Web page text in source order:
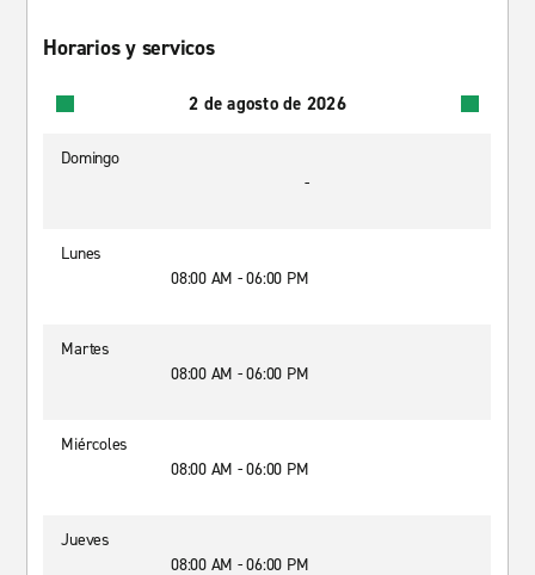
Horarios y servicos
2 de agosto de 2026
Domingo
-
Lunes
08:00 AM - 06:00 PM
Martes
08:00 AM - 06:00 PM
Miércoles
08:00 AM - 06:00 PM
Jueves
08:00 AM - 06:00 PM